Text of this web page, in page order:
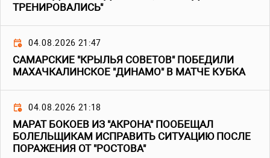
ТРЕНИРОВАЛИСЬ"
04.08.2026 21:47
САМАРСКИЕ "КРЫЛЬЯ СОВЕТОВ" ПОБЕДИЛИ
МАХАЧКАЛИНСКОЕ "ДИНАМО" В МАТЧЕ КУБКА
04.08.2026 21:18
МАРАТ БОКОЕВ ИЗ "АКРОНА" ПООБЕЩАЛ
БОЛЕЛЬЩИКАМ ИСПРАВИТЬ СИТУАЦИЮ ПОСЛЕ
ПОРАЖЕНИЯ ОТ "РОСТОВА"